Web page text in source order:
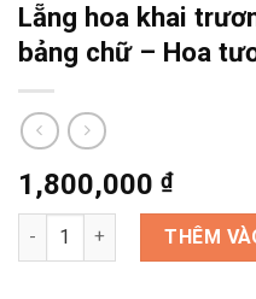
Lẵng hoa khai
bảng chữ – Hoa
1,800,000 ₫
Lẵng hoa khai trương tông
THÊM